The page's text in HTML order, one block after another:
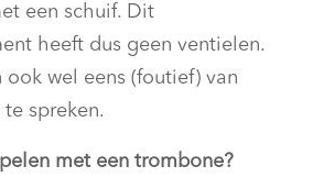
een schuif. Dit
heeft dus geen ventielen.
ook wel eens (foutief) van
spreken.
met een trombone?